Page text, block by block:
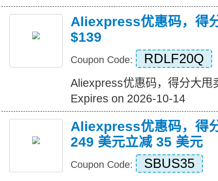
Aliexpress优惠码，得
$139
Coupon Code: RDLF20Q
Aliexpress优惠码，得分大甩
Expires on 2026-10-14
Aliexpress优惠码，得
249 美元立减 35 美元
Coupon Code: SBUS35